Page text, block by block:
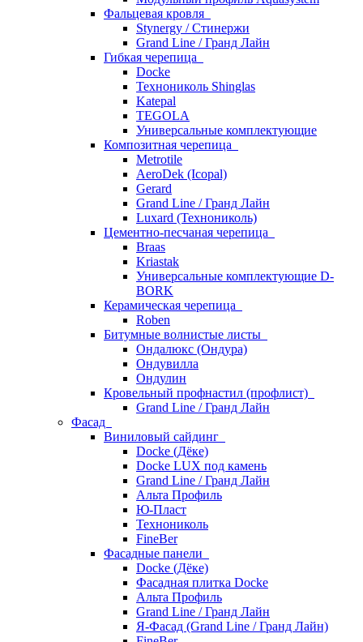
Фальцевая кровля
Stynergy / Стинержи
Grand Line / Гранд Лайн
Гибкая черепица
Docke
Технониколь Shinglas
Katepal
TEGOLA
Универсальные комплектующие
Композитная черепица
Metrotile
AeroDek (Icopal)
Gerard
Grand Line / Гранд Лайн
Luxard (Технониколь)
Цементно-песчаная черепица
Braas
Kriastak
Универсальные комплектующие D-
BORK
Керамическая черепица
Roben
Битумные волнистые листы
Ондалюкс (Ондура)
Ондувилла
Ондулин
Кровельный профнастил (профлист)
Grand Line / Гранд Лайн
Фасад
Виниловый сайдинг
Docke (Дёке)
Docke LUX под камень
Grand Line / Гранд Лайн
Альта Профиль
Ю-Пласт
Технониколь
FineBer
Фасадные панели
Docke (Дёке)
Фасадная плитка Docke
Альта Профиль
Grand Line / Гранд Лайн
Я-Фасад (Grand Line / Гранд Лайн)